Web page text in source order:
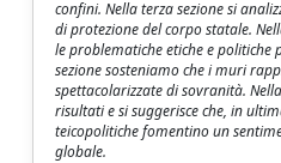
confini. Nella terza sezione si
di protezione del corpo statale.
le problematiche etiche e
sezione sosteniamo che i muri
spettacolarizzate di sovranità.
risultati e si suggerisce che, in
teicopolitiche fomentino un
globale.